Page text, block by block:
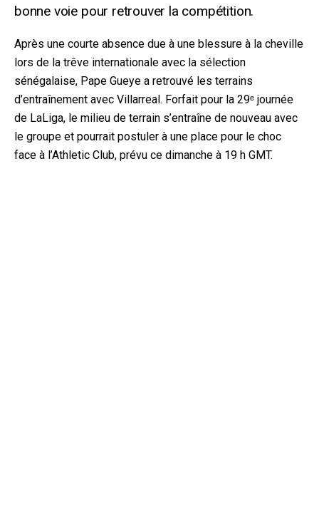
bonne voie pour retrouver la compétition.
Après une courte absence due à une blessure à la cheville
lors de la trêve internationale avec la sélection
sénégalaise, Pape Gueye a retrouvé les terrains
d’entraînement avec Villarreal. Forfait pour la 29ᵉ journée
de LaLiga, le milieu de terrain s’entraîne de nouveau avec
le groupe et pourrait postuler à une place pour le choc
face à l’Athletic Club, prévu ce dimanche à 19 h GMT.